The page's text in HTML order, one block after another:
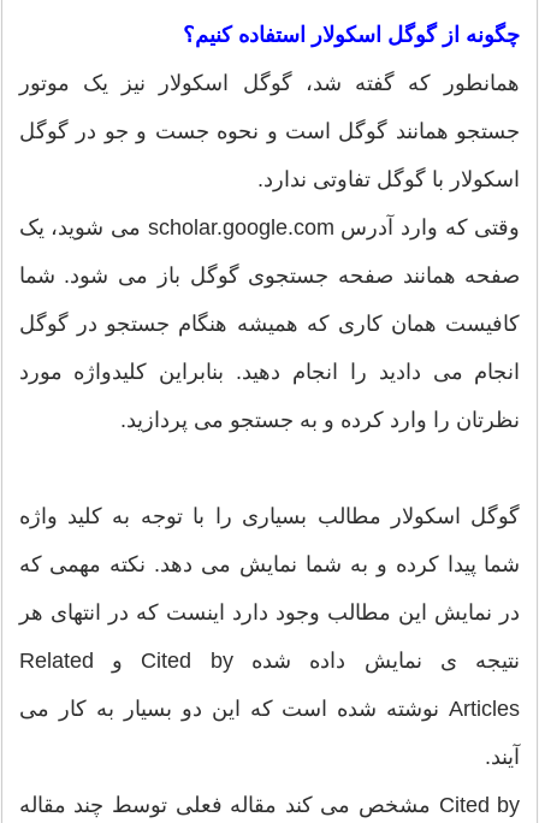
چگونه از گوگل اسکولار استفاده کنیم؟
همانطور که گفته شد، گوگل اسکولار نیز یک موتور
جستجو همانند گوگل است و نحوه جست و جو در گوگل
اسکولار با گوگل تفاوتی ندارد.
وقتی که وارد آدرس scholar.google.com می ­شوید، یک
صفحه همانند صفحه جستجوی گوگل باز می ­شود. شما
کافیست همان کاری که همیشه هنگام جستجو در گوگل
انجام می­ دادید را انجام دهید. بنابراین کلیدواژه مورد
نظرتان را وارد کرده و به جستجو می­ پردازید.
گوگل اسکولار مطالب بسیاری را با توجه به کلید واژه
شما پیدا کرده و به شما نمایش می­ دهد. نکته مهمی که
در نمایش این مطالب وجود دارد اینست که در انتهای هر
نتیجه­ ی نمایش داده شده Cited by و Related
Articles نوشته شده است که این دو بسیار به کار می
آیند.
Cited by مشخص می ­کند مقاله فعلی توسط چند مقاله